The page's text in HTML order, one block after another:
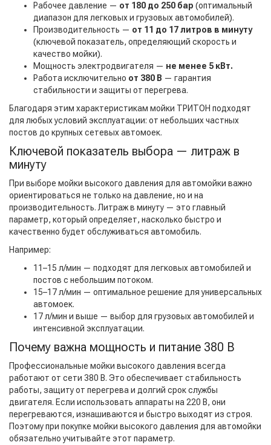
Рабочее давление — от 180 до 250 бар (оптимальный
диапазон для легковых и грузовых автомобилей).
Производительность — от 11 до 17 литров в минуту
(ключевой показатель, определяющий скорость и
качество мойки).
Мощность электродвигателя — не менее 5 кВт.
Работа исключительно от 380 В — гарантия
стабильности и защиты от перегрева.
Благодаря этим характеристикам мойки ТРИТОН подходят
для любых условий эксплуатации: от небольших частных
постов до крупных сетевых автомоек.
Ключевой показатель выбора — литраж в
минуту
При выборе мойки высокого давления для автомойки важно
ориентироваться не только на давление, но и на
производительность. Литраж в минуту — это главный
параметр, который определяет, насколько быстро и
качественно будет обслуживаться автомобиль.
Например:
11–15 л/мин — подходят для легковых автомобилей и
постов с небольшим потоком.
15–17 л/мин — оптимальное решение для универсальных
автомоек.
17 л/мин и выше — выбор для грузовых автомобилей и
интенсивной эксплуатации.
Почему важна мощность и питание 380 В
Профессиональные мойки высокого давления всегда
работают от сети 380 В. Это обеспечивает стабильность
работы, защиту от перегрева и долгий срок службы
двигателя. Если использовать аппараты на 220 В, они
перегреваются, изнашиваются и быстро выходят из строя.
Поэтому при покупке мойки высокого давления для автомойки
обязательно учитывайте этот параметр.